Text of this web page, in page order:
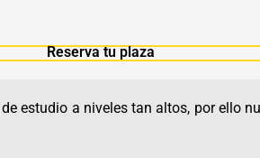
Reserva tu plaza
estudio a niveles tan altos, por ello